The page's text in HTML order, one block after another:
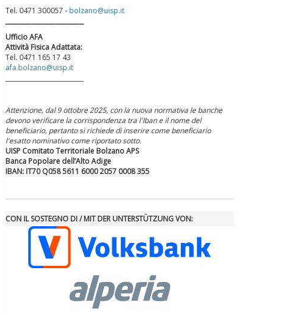
Tel. 0471 300057 - bolzano@uisp.it
Ufficio AFA
Attività Fisica Adattata:
Tel. 0471 165 17 43
afa.bolzano@uisp.it
Attenzione, dal 9 ottobre 2025, con la nuova normativa le banche
devono verificare la corrispondenza tra l'Iban e il nome del
beneficiario, pertanto si richiede di inserire come beneficiario
l'esatto nominativo come riportato sotto.
UISP Comitato Territoriale Bolzano APS
Banca Popolare dell’Alto Adige
IBAN: IT70 Q058 5611 6000 2057 0008 355
CON IL SOSTEGNO DI / MIT DER UNTERSTÜTZUNG VON: